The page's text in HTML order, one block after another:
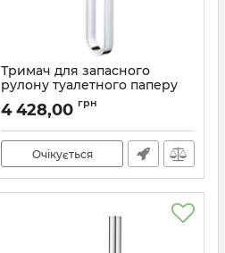
Тримач для запасного
рулону туалетного паперу
Grohe Selection (41067000)
Артикул: 41067000
4 428,00 грн
Очікується